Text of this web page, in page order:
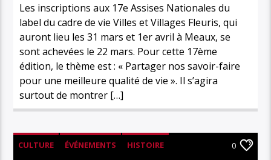
Les inscriptions aux 17e Assises Nationales du
label du cadre de vie Villes et Villages Fleuris, qui
auront lieu les 31 mars et 1er avril à Meaux, se
sont achevées le 22 mars. Pour cette 17ème
édition, le thème est : « Partager nos savoir-faire
pour une meilleure qualité de vie ». Il s’agira
surtout de montrer […]
CULTURE ÉVÉNEMENTS HISTOIRE 0